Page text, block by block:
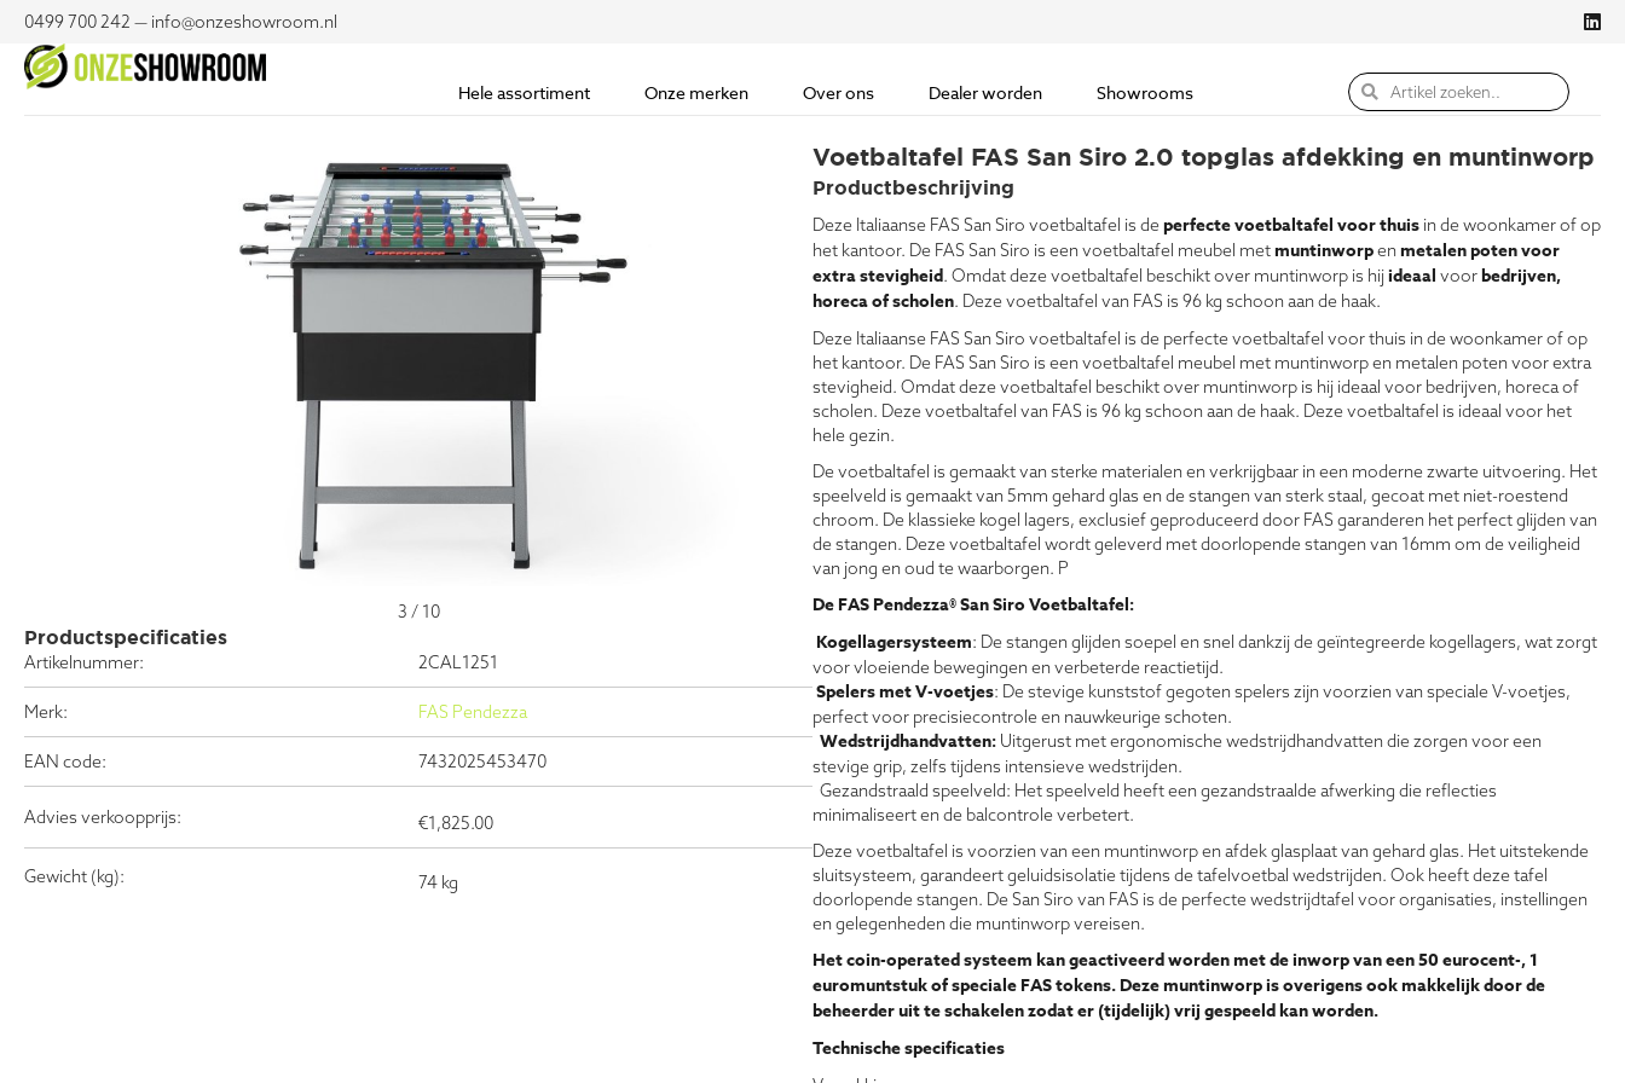
0499 700 242 — info@onzeshowroom.nl
Hele assortiment Onze merken Over ons Dealer worden Showrooms
3 / 10
Productspecificaties
Artikelnummer:
2CAL1251
Merk: FAS Pendezza
EAN code: 7432025453470
Advies verkoopprijs: €1,825.00
Gewicht (kg): 74 kg
Voetbaltafel FAS San Siro 2.0 topglas afdekking en muntinworp
Productbeschrijving
Deze Italiaanse FAS San Siro voetbaltafel is deperfecte voetbaltafel voor thuis in de woonkamer of op
het kantoor. De FAS San Siro is een voetbaltafel meubel metmuntinworpen metalen poten voor
extra stevigheid. Omdat deze voetbaltafel beschikt over muntinworp is hijideaal voorbedrijven,
horeca of scholen. Deze voetbaltafel van FAS is 96 kg schoon aan de haak.
Deze Italiaanse FAS San Siro voetbaltafel is de perfecte voetbaltafel voor thuis in de woonkamer of op
het kantoor. De FAS San Siro is een voetbaltafel meubel met muntinworp en metalen poten voor extra
stevigheid. Omdat deze voetbaltafel beschikt over muntinworp is hij ideaal voor bedrijven, horeca of
scholen. Deze voetbaltafel van FAS is 96 kg schoon aan de haak. Deze voetbaltafel is ideaal voor het
hele gezin.
De voetbaltafel is gemaakt van sterke materialen en verkrijgbaar in een moderne zwarte uitvoering. Het
speelveld is gemaakt van 5mm gehard glas en de stangen van sterk staal, gecoat met niet-roestend
chroom. De klassieke kogel lagers, exclusief geproduceerd door FAS garanderen het perfect glijden van
de stangen. Deze voetbaltafel wordt geleverd met doorlopende stangen van 16mm om de veiligheid
van jong en oud te waarborgen. P
De FAS Pendezza® San Siro Voetbaltafel:
Kogellagersysteem: De stangen glijden soepel en snel dankzij de geïntegreerde kogellagers, wat zorgt
voor vloeiende bewegingen en verbeterde reactietijd.
Spelers met V-voetjes: De stevige kunststof gegoten spelers zijn voorzien van speciale V-voetjes,
perfect voor precisiecontrole en nauwkeurige schoten.
Wedstrijdhandvatten: Uitgerust met ergonomische wedstrijdhandvatten die zorgen voor een
stevige grip, zelfs tijdens intensieve wedstrijden.
Gezandstraald speelveld: Het speelveld heeft een gezandstraalde afwerking die reflecties
minimaliseert en de balcontrole verbetert.
Deze voetbaltafel is voorzien van een muntinworp en afdek glasplaat van gehard glas. Het uitstekende
sluitsysteem, garandeert geluidsisolatie tijdens de tafelvoetbal wedstrijden. Ook heeft deze tafel
doorlopende stangen. De San Siro van FAS is de perfecte wedstrijdtafel voor organisaties, instellingen
en gelegenheden die muntinworp vereisen.
Het coin-operated systeem kan geactiveerd worden met de inworp van een 50 eurocent-, 1
euromuntstuk of speciale FAS tokens. Deze muntinworp is overigens ook makkelijk door de
beheerder uit te schakelen zodat er (tijdelijk) vrij gespeeld kan worden.
Technische specificaties